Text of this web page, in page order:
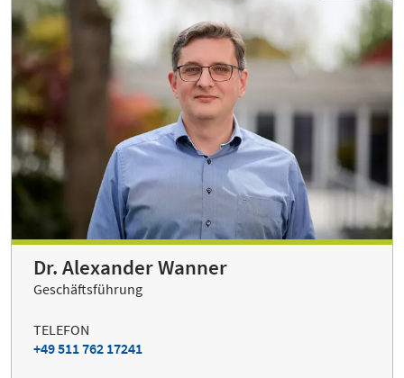
Dr. Alexander Wanner
Geschäftsführung
TELEFON
+49 511 762 17241